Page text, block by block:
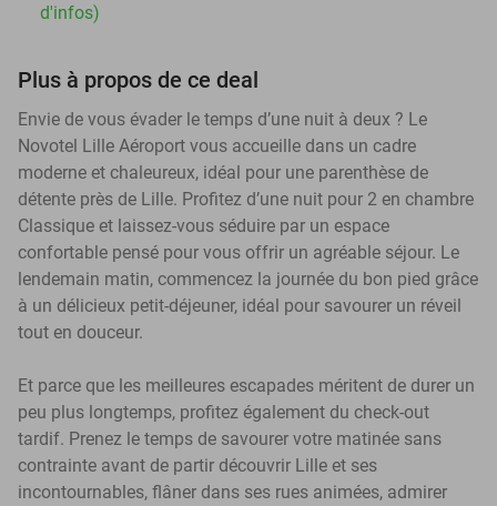
d'infos)
Plus à propos de ce deal
Envie de vous évader le temps d’une nuit à deux ? Le
Novotel Lille Aéroport vous accueille dans un cadre
moderne et chaleureux, idéal pour une parenthèse de
détente près de Lille. Profitez d’une nuit pour 2 en chambre
Classique et laissez-vous séduire par un espace
confortable pensé pour vous offrir un agréable séjour. Le
lendemain matin, commencez la journée du bon pied grâce
à un délicieux petit-déjeuner, idéal pour savourer un réveil
tout en douceur.
Et parce que les meilleures escapades méritent de durer un
peu plus longtemps, profitez également du check-out
tardif. Prenez le temps de savourer votre matinée sans
contrainte avant de partir découvrir Lille et ses
incontournables, flâner dans ses rues animées, admirer